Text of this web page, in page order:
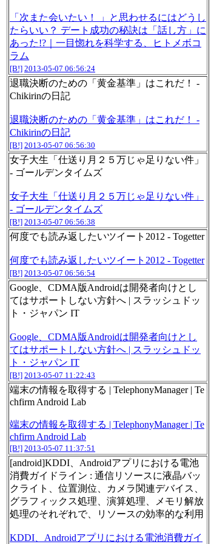
「次また会いたい！ 」と思わせるにはどうし
たらいい？ デート成功の秘訣は「話し方」に
あった!?｜一目惚れを科学する、ヒトメボコ
ラム
[B!] 2013-05-07 06:56:24
退職決断のための「黄金基準」はこれだ！ -
Chikirinの日記
退職決断のための「黄金基準」はこれだ！ -
Chikirinの日記
[B!] 2013-05-07 06:56:30
女子大生「仕送り月２５万じゃ足りない件」
- ゴールデンタイムズ
女子大生「仕送り月２５万じゃ足りない件」
- ゴールデンタイムズ
[B!] 2013-05-07 06:56:38
何度でも読み返したいツイート2012 - Togetter
何度でも読み返したいツイート2012 - Togetter
[B!] 2013-05-07 06:56:54
Google、CDMA版Androidは開発者向けとし
てはサポートしない方針へ | スラッシュドッ
ト・ジャパン IT
Google、CDMA版Androidは開発者向けとし
てはサポートしない方針へ | スラッシュドッ
ト・ジャパン IT
[B!] 2013-05-07 11:22:43
端末の情報を取得する | TelephonyManager | Te
chfirm Android Lab
端末の情報を取得する | TelephonyManager | Te
chfirm Android Lab
[B!] 2013-05-07 11:37:51
[android]KDDI、Androidアプリにおける電池
消費ガイドライン : 通信リソースに液晶バッ
クライト、位置測位、カメラ関連デバイス、
グラフィックス処理、演算処理、メモリ解放
処理のそれぞれで、リソースの効率的な利用
KDDI、Androidアプリにおける電池消費ガイ